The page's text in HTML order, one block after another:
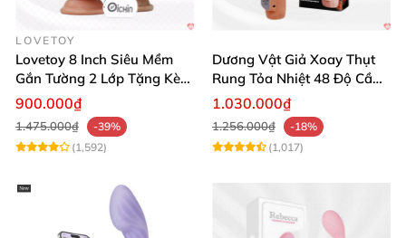
LOVETOY
Lovetoy 8 Inch Siêu Mềm
Gắn Tường 2 Lớp Tặng Kèm
Dầu Massage
900.000₫
1.475.000₫
-39%
(1,592)
Dương Vật Giả Xoay Thụt
Rung Tỏa Nhiệt 48 Độ Cầm
Tay Hot Bunny
1.030.000₫
1.256.000₫
-18%
(1,017)